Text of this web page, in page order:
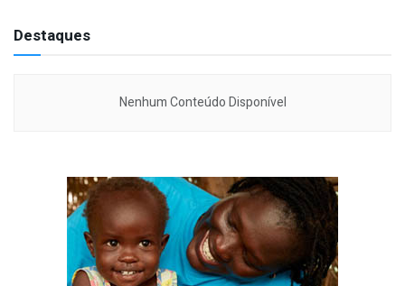
Destaques
Nenhum Conteúdo Disponível